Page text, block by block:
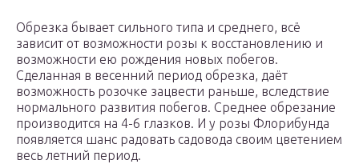
Обрезка бывает сильного типа и среднего, всё
зависит от возможности розы к восстановлению и
возможности ею рождения новых побегов.
Сделанная в весенний период обрезка, даёт
возможность розочке зацвести раньше, вследствие
нормального развития побегов. Среднее обрезание
производится на 4-6 глазков. И у розы Флорибунда
появляется шанс радовать садовода своим цветением
весь летний период.